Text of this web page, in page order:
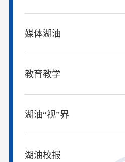
媒体湖油
教育教学
湖油“视”界
湖油校报